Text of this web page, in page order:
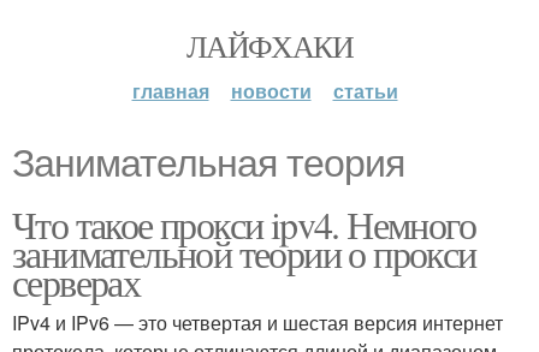
ЛАЙФХАКИ
главная новости статьи
Занимательная теория
Что такое прокси ipv4. Немного
занимательной теории о прокси
серверах
IPv4 и IPv6 — это четвертая и шестая версия интернет